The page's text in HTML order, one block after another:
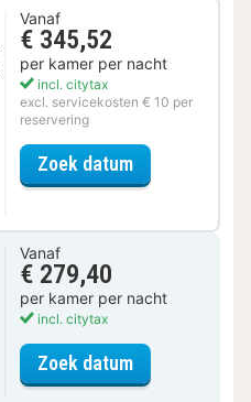
Vanaf
€ 345,52
per kamer per nacht
incl. citytax
excl. servicekosten € 10 per
reservering
Zoek datumvoor Diner
Vanaf
€ 279,40
per kamer per nacht
incl. citytax
Zoek datumvoor Deluxe